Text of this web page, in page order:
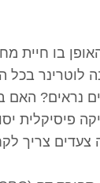
בו חיית
לוטרינר בכל
נראים? האם
פיסיקלית
צעדים צריך